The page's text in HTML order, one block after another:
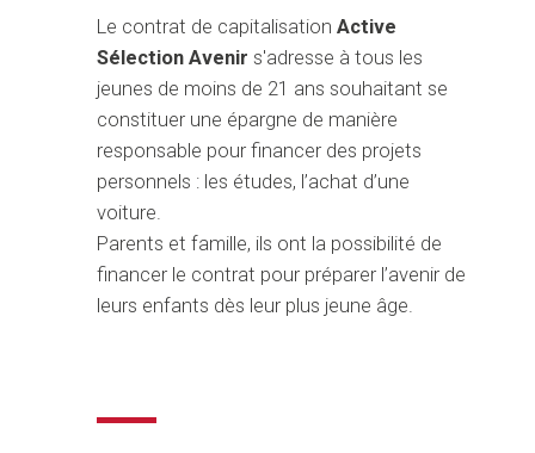
Le contrat de capitalisation Active
Sélection Avenir s'adresse à tous les
jeunes de moins de 21 ans souhaitant se
constituer une épargne de manière
responsable pour financer des projets
personnels : les études, l’achat d’une
voiture.
Parents et famille, ils ont la possibilité de
financer le contrat pour préparer l’avenir de
leurs enfants dès leur plus jeune âge.